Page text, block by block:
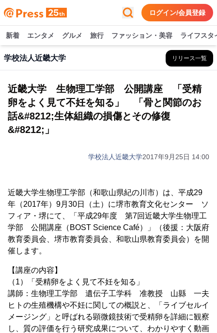
ログイン/会員登録
新着 エンタメ グルメ 旅行 ファッション・美容 ライフスタ
学校法人近畿大学 リリース一覧
近畿大学 生物理工学部 公開講座 「受精
卵をよく見て不妊を知る」 「骨と関節のお
話&#8212;生体組織の損傷とその修復
&#8212;」
学校法人近畿大学2017年9月25日 14:00
近畿大学生物理工学部（和歌山県紀の川市）は、平成29
年（2017年）9月30日（土）に堺市教育文化センター ソ
フィア・堺にて、「平成29年度 第7回近畿大学生物理工
学部 公開講座（BOST Science Café）」（後援：大阪府
教育委員会、堺市教育委員会、和歌山県教育委員会）を開
催します。
【講座の内容】
（1）「受精卵をよく見て不妊を知る」
講師：生物理工学部 遺伝子工学科 准教授 山縣 一夫
ヒトの生殖機構や不妊に関しての概説と、「ライブセルイ
メージング」と呼ばれる顕微鏡技術で受精卵を詳細に観察
し、質の評価を行う研究成果について、わかりやすく動画